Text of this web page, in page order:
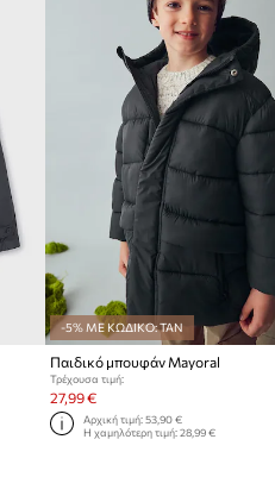
-5% ΜΕ ΚΩΔΙΚΟ: TAN
Παιδικό μπουφάν Mayoral
Τρέχουσα τιμή:
27,99 €
Αρχική τιμή: 53,90 €
Η χαμηλότερη τιμή: 28,99 €